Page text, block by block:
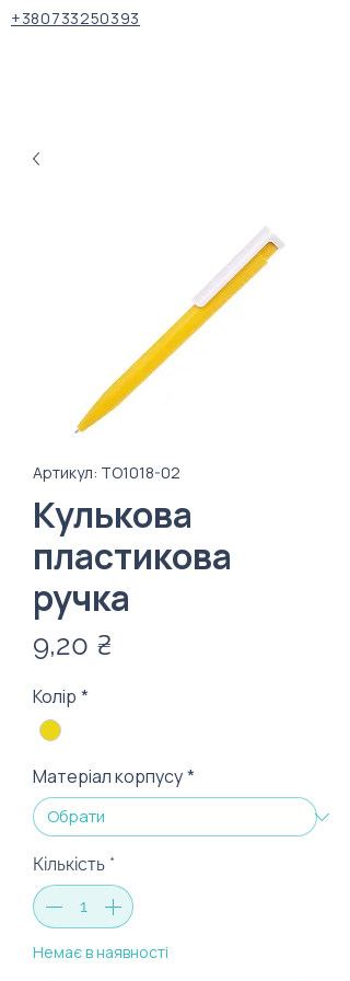
+380733250393
Артикул: ТО1018-02
Кулькова
пластикова
ручка
9,20 ₴
Колір *
Матеріал корпусу*
Кількість *
Немає в наявності